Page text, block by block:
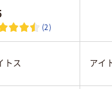
(2)
トス アイ